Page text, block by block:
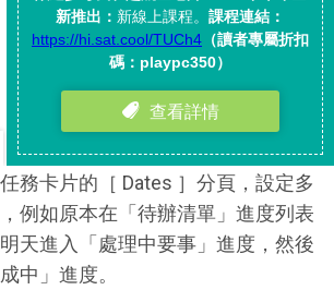
務卡片的［ Dates ］分頁，設定多
例如原本在「待辦清單」進度列表
天進入「處理中要事」進度，然後
中」進度。